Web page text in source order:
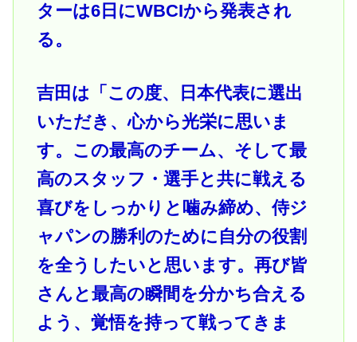
ターは6日にWBCIから発表され
る。
吉田は「この度、日本代表に選出
いただき、心から光栄に思いま
す。この最高のチーム、そして最
高のスタッフ・選手と共に戦える
喜びをしっかりと噛み締め、侍ジ
ャパンの勝利のために自分の役割
を全うしたいと思います。再び皆
さんと最高の瞬間を分かち合える
よう、覚悟を持って戦ってきま